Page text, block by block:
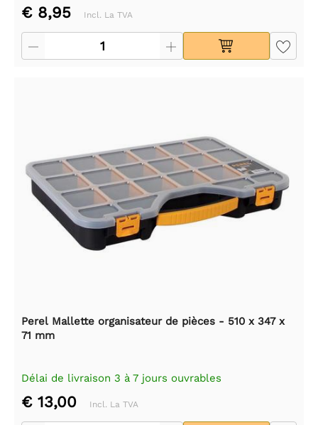
€ 8,95 Incl. La TVA
Perel Mallette organisateur de pièces - 510 x 347 x
71 mm
Délai de livraison 3 à 7 jours ouvrables
€ 13,00 Incl. La TVA